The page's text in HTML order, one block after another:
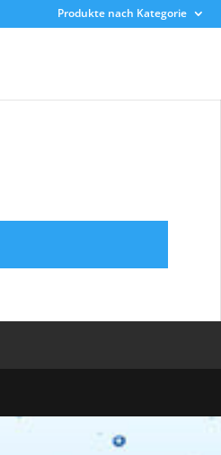
Produkte nach Kategorie